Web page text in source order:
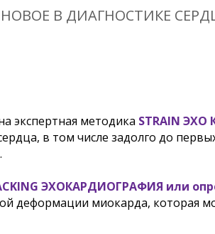
НОВОЕ В ДИАГНОСТИКЕ
экспертная методика STRАIN ЭХО
в том числе задолго до
ЭХОКАРДИОГРАФИЯ или
деформации миокарда, которая